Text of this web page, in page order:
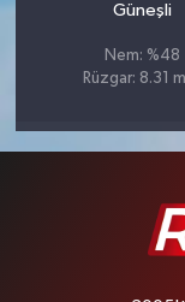
Güneşli
Nem: %48
Rüzgar: 8.31